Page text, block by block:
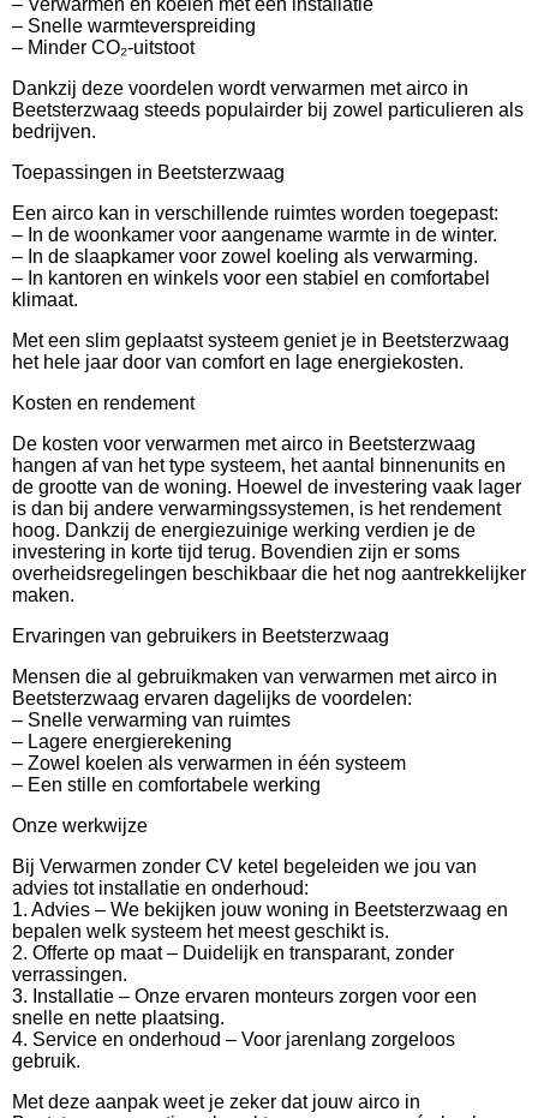
– Snelle warmteverspreiding
– Minder CO₂-uitstoot
Dankzij deze voordelen wordt verwarmen met airco in
Beetsterzwaag steeds populairder bij zowel particulieren als
bedrijven.
Toepassingen in Beetsterzwaag
Een airco kan in verschillende ruimtes worden toegepast:
– In de woonkamer voor aangename warmte in de winter.
– In de slaapkamer voor zowel koeling als verwarming.
– In kantoren en winkels voor een stabiel en comfortabel
klimaat.
Met een slim geplaatst systeem geniet je in Beetsterzwaag
het hele jaar door van comfort en lage energiekosten.
Kosten en rendement
De kosten voor verwarmen met airco in Beetsterzwaag
hangen af van het type systeem, het aantal binnenunits en
de grootte van de woning. Hoewel de investering vaak lager
is dan bij andere verwarmingssystemen, is het rendement
hoog. Dankzij de energiezuinige werking verdien je de
investering in korte tijd terug. Bovendien zijn er soms
overheidsregelingen beschikbaar die het nog aantrekkelijker
maken.
Ervaringen van gebruikers in Beetsterzwaag
Mensen die al gebruikmaken van verwarmen met airco in
Beetsterzwaag ervaren dagelijks de voordelen:
– Snelle verwarming van ruimtes
– Lagere energierekening
– Zowel koelen als verwarmen in één systeem
– Een stille en comfortabele werking
Onze werkwijze
Bij Verwarmen zonder CV ketel begeleiden we jou van
advies tot installatie en onderhoud:
1. Advies – We bekijken jouw woning in Beetsterzwaag en
bepalen welk systeem het meest geschikt is.
2. Offerte op maat – Duidelijk en transparant, zonder
verrassingen.
3. Installatie – Onze ervaren monteurs zorgen voor een
snelle en nette plaatsing.
4. Service en onderhoud – Voor jarenlang zorgeloos
gebruik.
Met deze aanpak weet je zeker dat jouw airco in